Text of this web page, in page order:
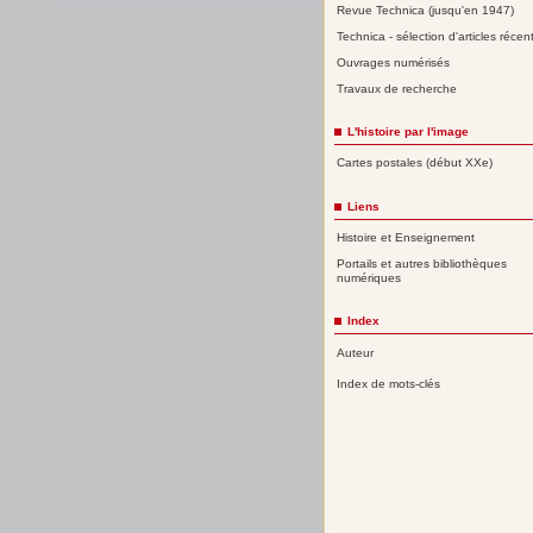
Revue Technica (jusqu'en 1947)
Technica - sélection d'articles
Ouvrages numérisés
Travaux de recherche
L'histoire par l'image
Cartes postales (début XXe)
Liens
Histoire et Enseignement
Portails et autres bibliothèques
numériques
Index
Auteur
Index de mots-clés